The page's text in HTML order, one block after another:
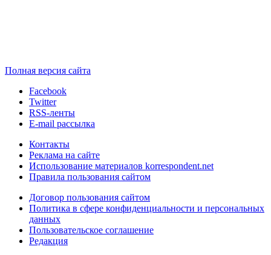
Полная версия сайта
Facebook
Twitter
RSS-ленты
E-mail рассылка
Контакты
Реклама на сайте
Использование материалов korrespondent.net
Правила пользования сайтом
Договор пользования сайтом
Политика в сфере конфиденциальности и персональных
данных
Пользовательское соглашение
Редакция